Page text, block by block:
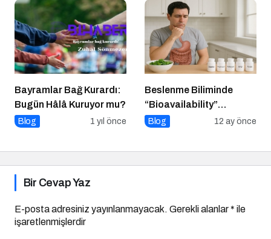
Bayramlar Bağ Kurardı:
Bugün Hâlâ Kuruyor mu?
Blog 1 yıl önce
Beslenme Biliminde
“Bioavailability”
Kavramı: Hangi Besin Ne
Blog 12 ay önce
Bir Cevap Yaz
E-posta adresiniz yayınlanmayacak. Gerekli alanlar* ile
işaretlenmişlerdir